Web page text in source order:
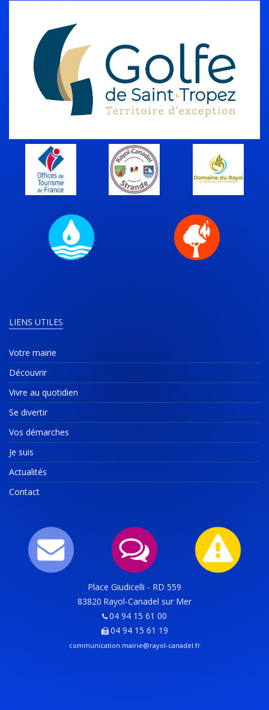
LIENS UTILES
Votre mairie
Découvrir
Vivre au quotidien
Se divertir
Vos démarches
Je suis
Actualités
Contact
Place Giudicelli - RD 559
83820 Rayol-Canadel sur Mer
04 94 15 61 00
04 94 15 61 19
communication.mairie@rayol-canadel.fr